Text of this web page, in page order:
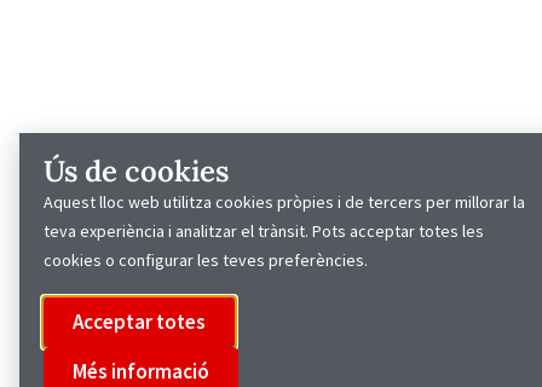
Ús de cookies
Aquest lloc web utilitza cookies pròpies i de tercers per millorar la
teva experiència i analitzar el trànsit. Pots acceptar totes les
cookies o configurar les teves preferències.
Acceptar totes
Més informació